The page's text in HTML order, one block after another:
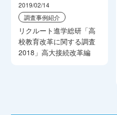
2019/02/14
調査事例紹介
リクルート進学総研「高
校教育改革に関する調査
2018」高大接続改革編